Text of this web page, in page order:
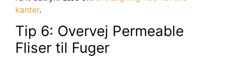
kanter.
Tip 6: Overvej Permeable
Fliser til Fuger